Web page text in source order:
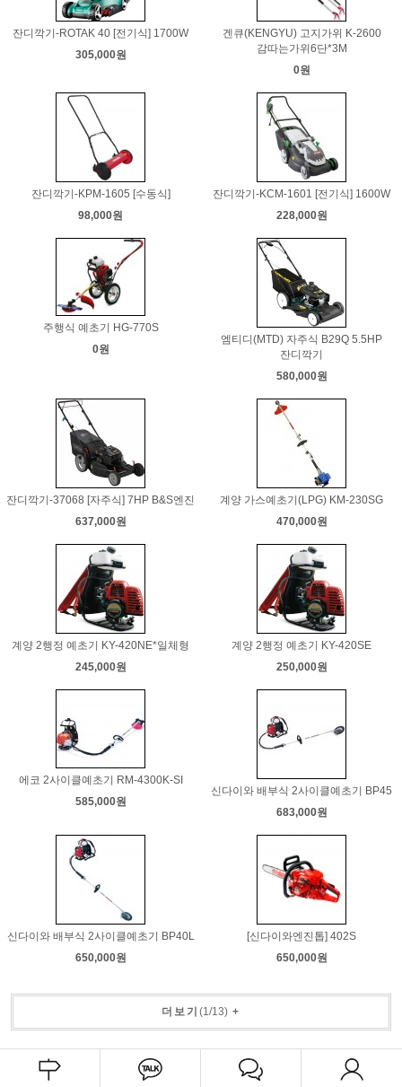
잔디깍기-ROTAK 40 [전기식] 1700W
305,000원
겐큐(KENGYU) 고지가위 K-2600
감따는가위6단*3M
0원
잔디깍기-KPM-1605 [수동식]
98,000원
잔디깍기-KCM-1601 [전기식] 1600W
228,000원
주행식 예초기 HG-770S
0원
엠티디(MTD) 자주식 B29Q 5.5HP
잔디깍기
580,000원
잔디깍기-37068 [자주식] 7HP B&S엔진
637,000원
계양 가스예초기(LPG) KM-230SG
470,000원
계양 2행정 예초기 KY-420NE*일체형
245,000원
계양 2행정 예초기 KY-420SE
250,000원
에코 2사이클예초기 RM-4300K-SI
585,000원
신다이와 배부식 2사이클예초기 BP45
683,000원
신다이와 배부식 2사이클예초기 BP40L
650,000원
[신다이와엔진톱] 402S
650,000원
더보기 (1/13) +